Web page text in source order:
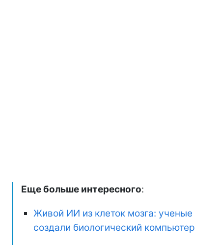
Еще больше интересного:
Живой ИИ из клеток мозга: ученые
создали биологический компьютер